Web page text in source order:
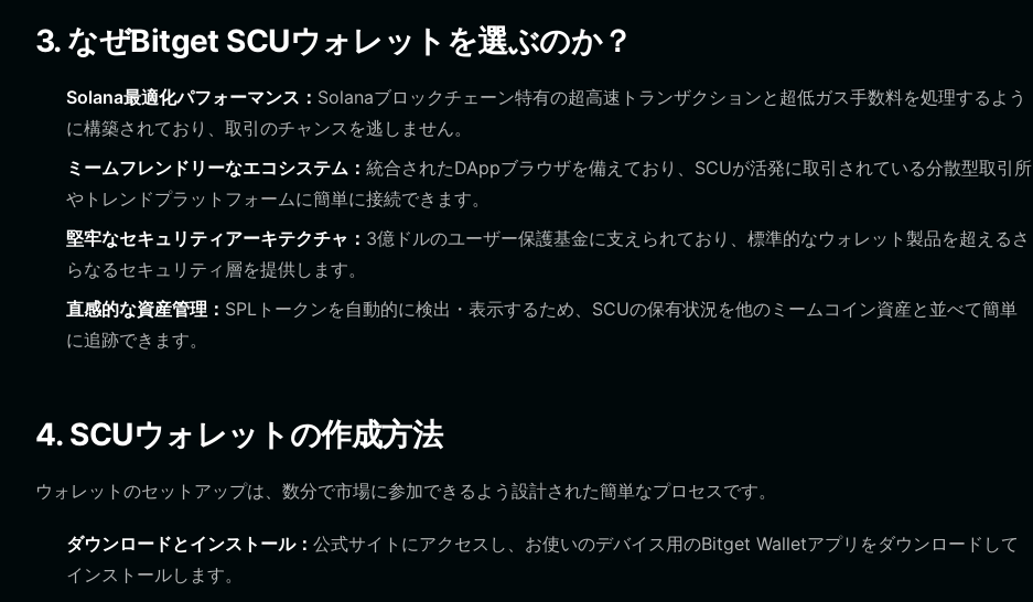
3. なぜBitget SCUウォレットを選ぶのか？
Solana最適化パフォーマンス： Solanaブロックチェーン特有の超高速トランザクションと超低ガス手数料を処理するよう
に構築されており、取引のチャンスを逃しません。
ミームフレンドリーなエコシステム： 統合されたDAppブラウザを備えており、SCUが活発に取引されている分散型取引所
やトレンドプラットフォームに簡単に接続できます。
堅牢なセキュリティアーキテクチャ： 3億ドルのユーザー保護基金に支えられており、標準的なウォレット製品を超えるさ
らなるセキュリティ層を提供します。
直感的な資産管理： SPLトークンを自動的に検出・表示するため、SCUの保有状況を他のミームコイン資産と並べて簡単
に追跡できます。
4. SCUウォレットの作成方法
ウォレットのセットアップは、数分で市場に参加できるよう設計された簡単なプロセスです。
ダウンロードとインストール： 公式サイトにアクセスし、お使いのデバイス用のBitget Walletアプリをダウンロードして
インストールします。